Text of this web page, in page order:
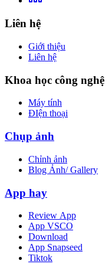
Liên hệ
Giới thiệu
Liên hệ
Khoa học công nghệ
Máy tính
ĐIện thoại
Chụp ảnh
Chỉnh ảnh
Blog Ảnh/ Gallery
App hay
Review App
App VSCO
Download
App Snapseed
Tiktok